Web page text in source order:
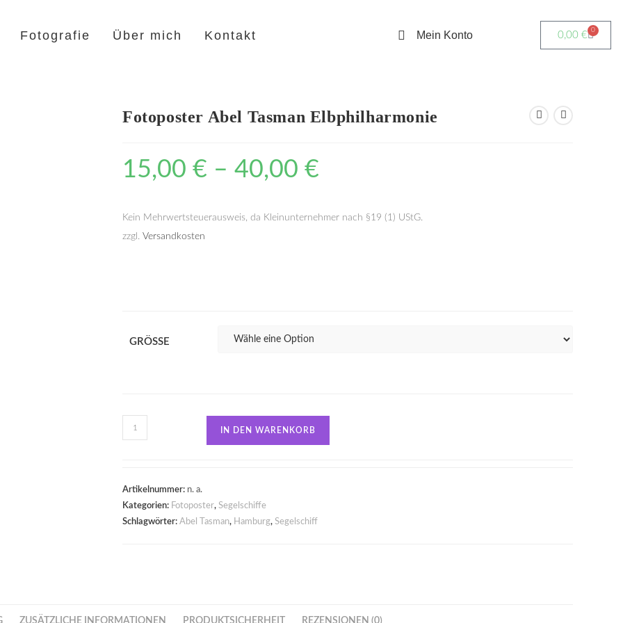
Fotografie Über mich Kontakt Mein Konto 0,00 € 0
Fotoposter Abel Tasman Elbphilharmonie
15,00 € – 40,00 €
Kein Mehrwertsteuerausweis, da Kleinunternehmer nach §19 (1) UStG.
zzgl. Versandkosten
GRÖSSE
IN DEN WARENKORB
Artikelnummer: n. a.
Kategorien: Fotoposter, Segelschiffe
Schlagwörter: Abel Tasman, Hamburg, Segelschiff
ZUSÄTZLICHE INFORMATIONEN PRODUKTSICHERHEIT REZENSIONEN (0)